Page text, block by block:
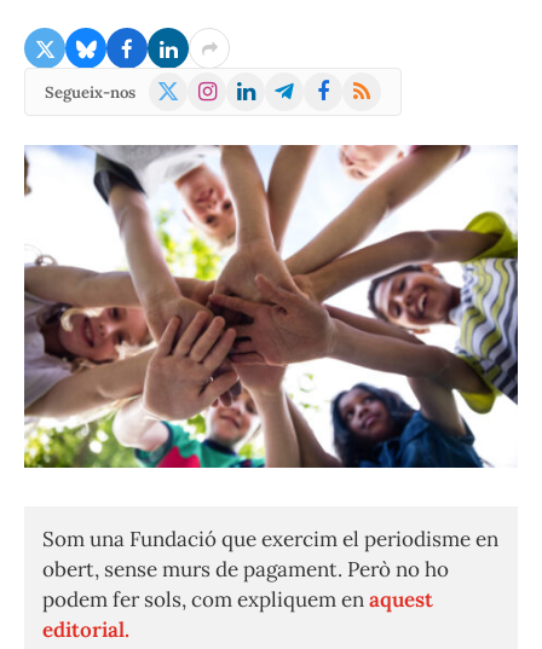
Segueix-nos
X
Instagram
LinkedInTelegramFacebook
RSS
Som una Fundació que exercim el periodisme en
obert, sense murs de pagament. Però no ho
podem fer sols, com expliquem enaquest
editorial.